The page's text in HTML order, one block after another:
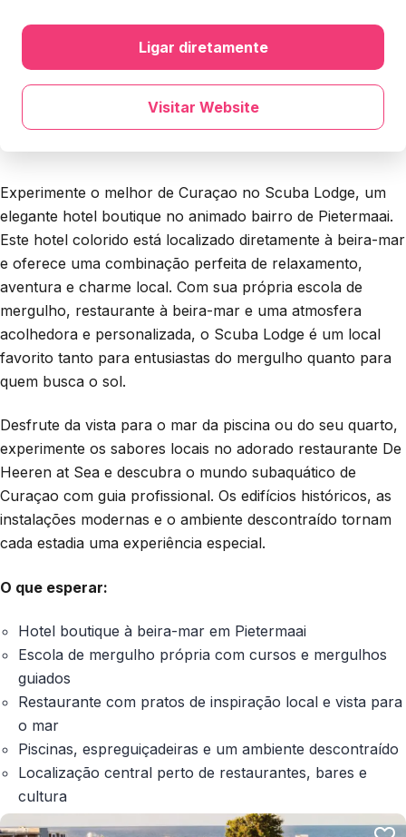
Experimente o melhor de Curaçao no Scuba Lodge, um
elegante hotel boutique no animado bairro de Pietermaai.
Este hotel colorido está localizado diretamente à beira-mar
e oferece uma combinação perfeita de relaxamento,
aventura e charme local. Com sua própria escola de
mergulho, restaurante à beira-mar e uma atmosfera
acolhedora e personalizada, o Scuba Lodge é um local
favorito tanto para entusiastas do mergulho quanto para
quem busca o sol.
Desfrute da vista para o mar da piscina ou do seu quarto,
experimente os sabores locais no adorado restaurante De
Heeren at Sea e descubra o mundo subaquático de
Curaçao com guia profissional. Os edifícios históricos, as
instalações modernas e o ambiente descontraído tornam
cada estadia uma experiência especial.
O que esperar:
Hotel boutique à beira-mar em Pietermaai
Escola de mergulho própria com cursos e mergulhos
guiados
Restaurante com pratos de inspiração local e vista para
o mar
Piscinas, espreguiçadeiras e um ambiente descontraído
Localização central perto de restaurantes, bares e
cultura
Ligar diretamente
Visitar Website